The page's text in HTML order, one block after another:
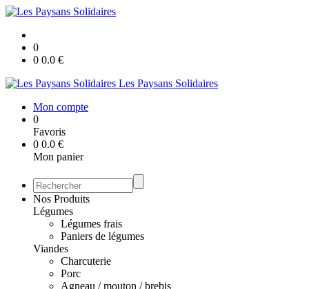
0
0 0.0 €
Les Paysans Solidaires
Mon compte
0
Favoris
0 0.0 €
Mon panier
Nos Produits
Légumes
Légumes frais
Paniers de légumes
Viandes
Charcuterie
Porc
Agneau / mouton / brebis